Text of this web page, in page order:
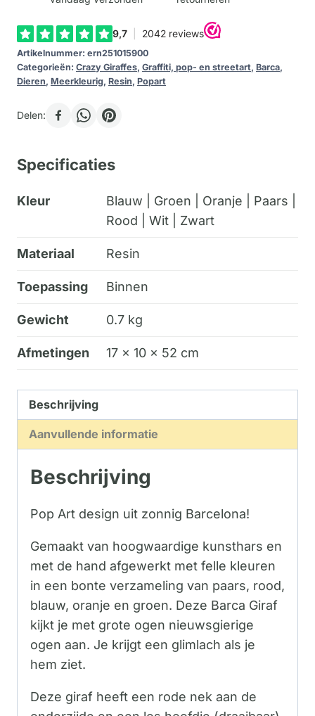
Artikelnummer: ern251015900
Categorieën: Crazy Giraffes, Graffiti, pop- en streetart, Barca,
Dieren , Meerkleurig, Resin , Popart
Delen:
Specificaties
Kleur
Blauw | Groen | Oranje | Paars |
Rood | Wit | Zwart
Materiaal Resin
Toepassing Binnen
Gewicht 0.7 kg
Afmetingen 17 × 10 × 52 cm
Beschrijving
Aanvullende informatie
Beschrijving
Pop Art design uit zonnig Barcelona!
Gemaakt van hoogwaardige kunsthars en
met de hand afgewerkt met felle kleuren
in een bonte verzameling van paars, rood,
blauw, oranje en groen. Deze Barca Giraf
kijkt je met grote ogen nieuwsgierige
ogen aan. Je krijgt een glimlach als je
hem ziet.
Deze giraf heeft een rode nek aan de